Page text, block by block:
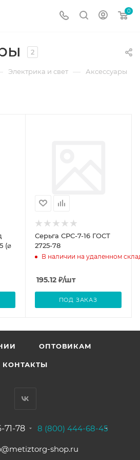
0
2
Электрика и свет — Аксессуары
(⌀
Серьга СРС-7-16 ГОСТ
2725-78
В наличии на удаленном
195.12₽/шт
ПОД ЗАКАЗ
ОПТОВИКАМ
КОНТАКТЫ
71-78 8 (800) 444-68-45
shop.ru